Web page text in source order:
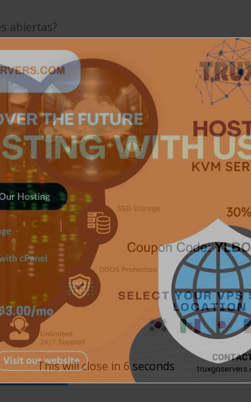
abiertas?
Tecnología
This will close in 5seconds